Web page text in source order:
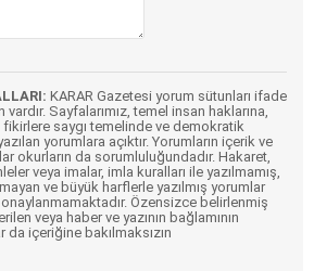
KARAR Gazetesi yorum sütunları ifade
vardır. Sayfalarımız, temel insan haklarına,
fikirlere saygı temelinde ve demokratik
yorumlara açıktır. Yorumların içerik ve
okurların da sorumluluğundadır. Hakaret,
veya imalar, imla kuralları ile yazılmamış,
ve büyük harflerle yazılmış yorumlar
onaylanmamaktadır. Özensizce belirlenmiş
veya haber ve yazının bağlamının
da içeriğine bakılmaksızın